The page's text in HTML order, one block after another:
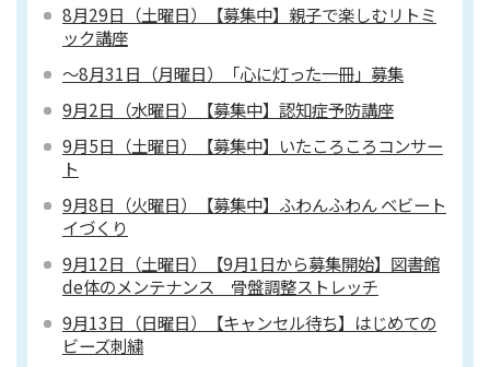
8月29日（土曜日）【募集中】親子で楽しむリトミ
ック講座
～8月31日（月曜日）「心に灯った一冊」募集
9月2日（水曜日）【募集中】認知症予防講座
9月5日（土曜日）【募集中】いたころころコンサー
ト
9月8日（火曜日）【募集中】ふわんふわん ベビート
イづくり
9月12日（土曜日）【9月1日から募集開始】図書館
de体のメンテナンス 骨盤調整ストレッチ
9月13日（日曜日）【キャンセル待ち】はじめての
ビーズ刺繍